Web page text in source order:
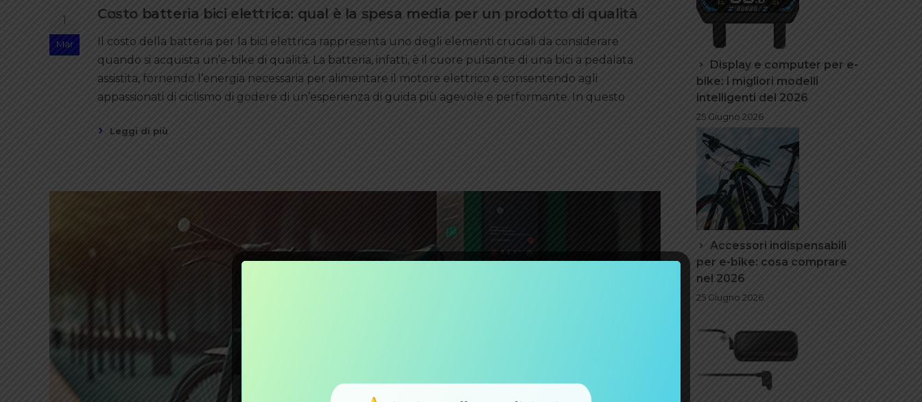
1
Mar
Costo batteria bici elettrica: qual è la spesa media per un prodotto di qualità
Il costo della batteria per la bici elettrica rappresenta uno degli elementi cruciali da considerare
quando si acquista un’e-bike di qualità. La batteria, infatti, è il cuore pulsante di una bici a pedalata
assistita, fornendo l’energia necessaria per alimentare il motore elettrico e consentendo agli
appassionati di ciclismo di godere di un’esperienza di guida più agevole e performante. In questo
Leggi di più
Display e computer per e-
bike: i migliori modelli
intelligenti del 2026
25 Giugno 2026
Accessori indispensabili
per e-bike: cosa comprare
nel 2026
25 Giugno 2026